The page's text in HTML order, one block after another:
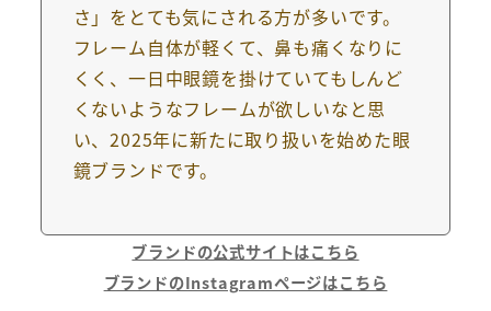
さ」をとても気にされる方が多いです。
フレーム自体が軽くて、鼻も痛くなりに
くく、一日中眼鏡を掛けていてもしんど
くないようなフレームが欲しいなと思
い、2025年に新たに取り扱いを始めた眼
鏡ブランドです。
ブランドの公式サイトはこちら
ブランドのInstagramページはこちら